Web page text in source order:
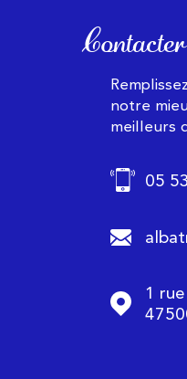
notre
meilleurs
05
1